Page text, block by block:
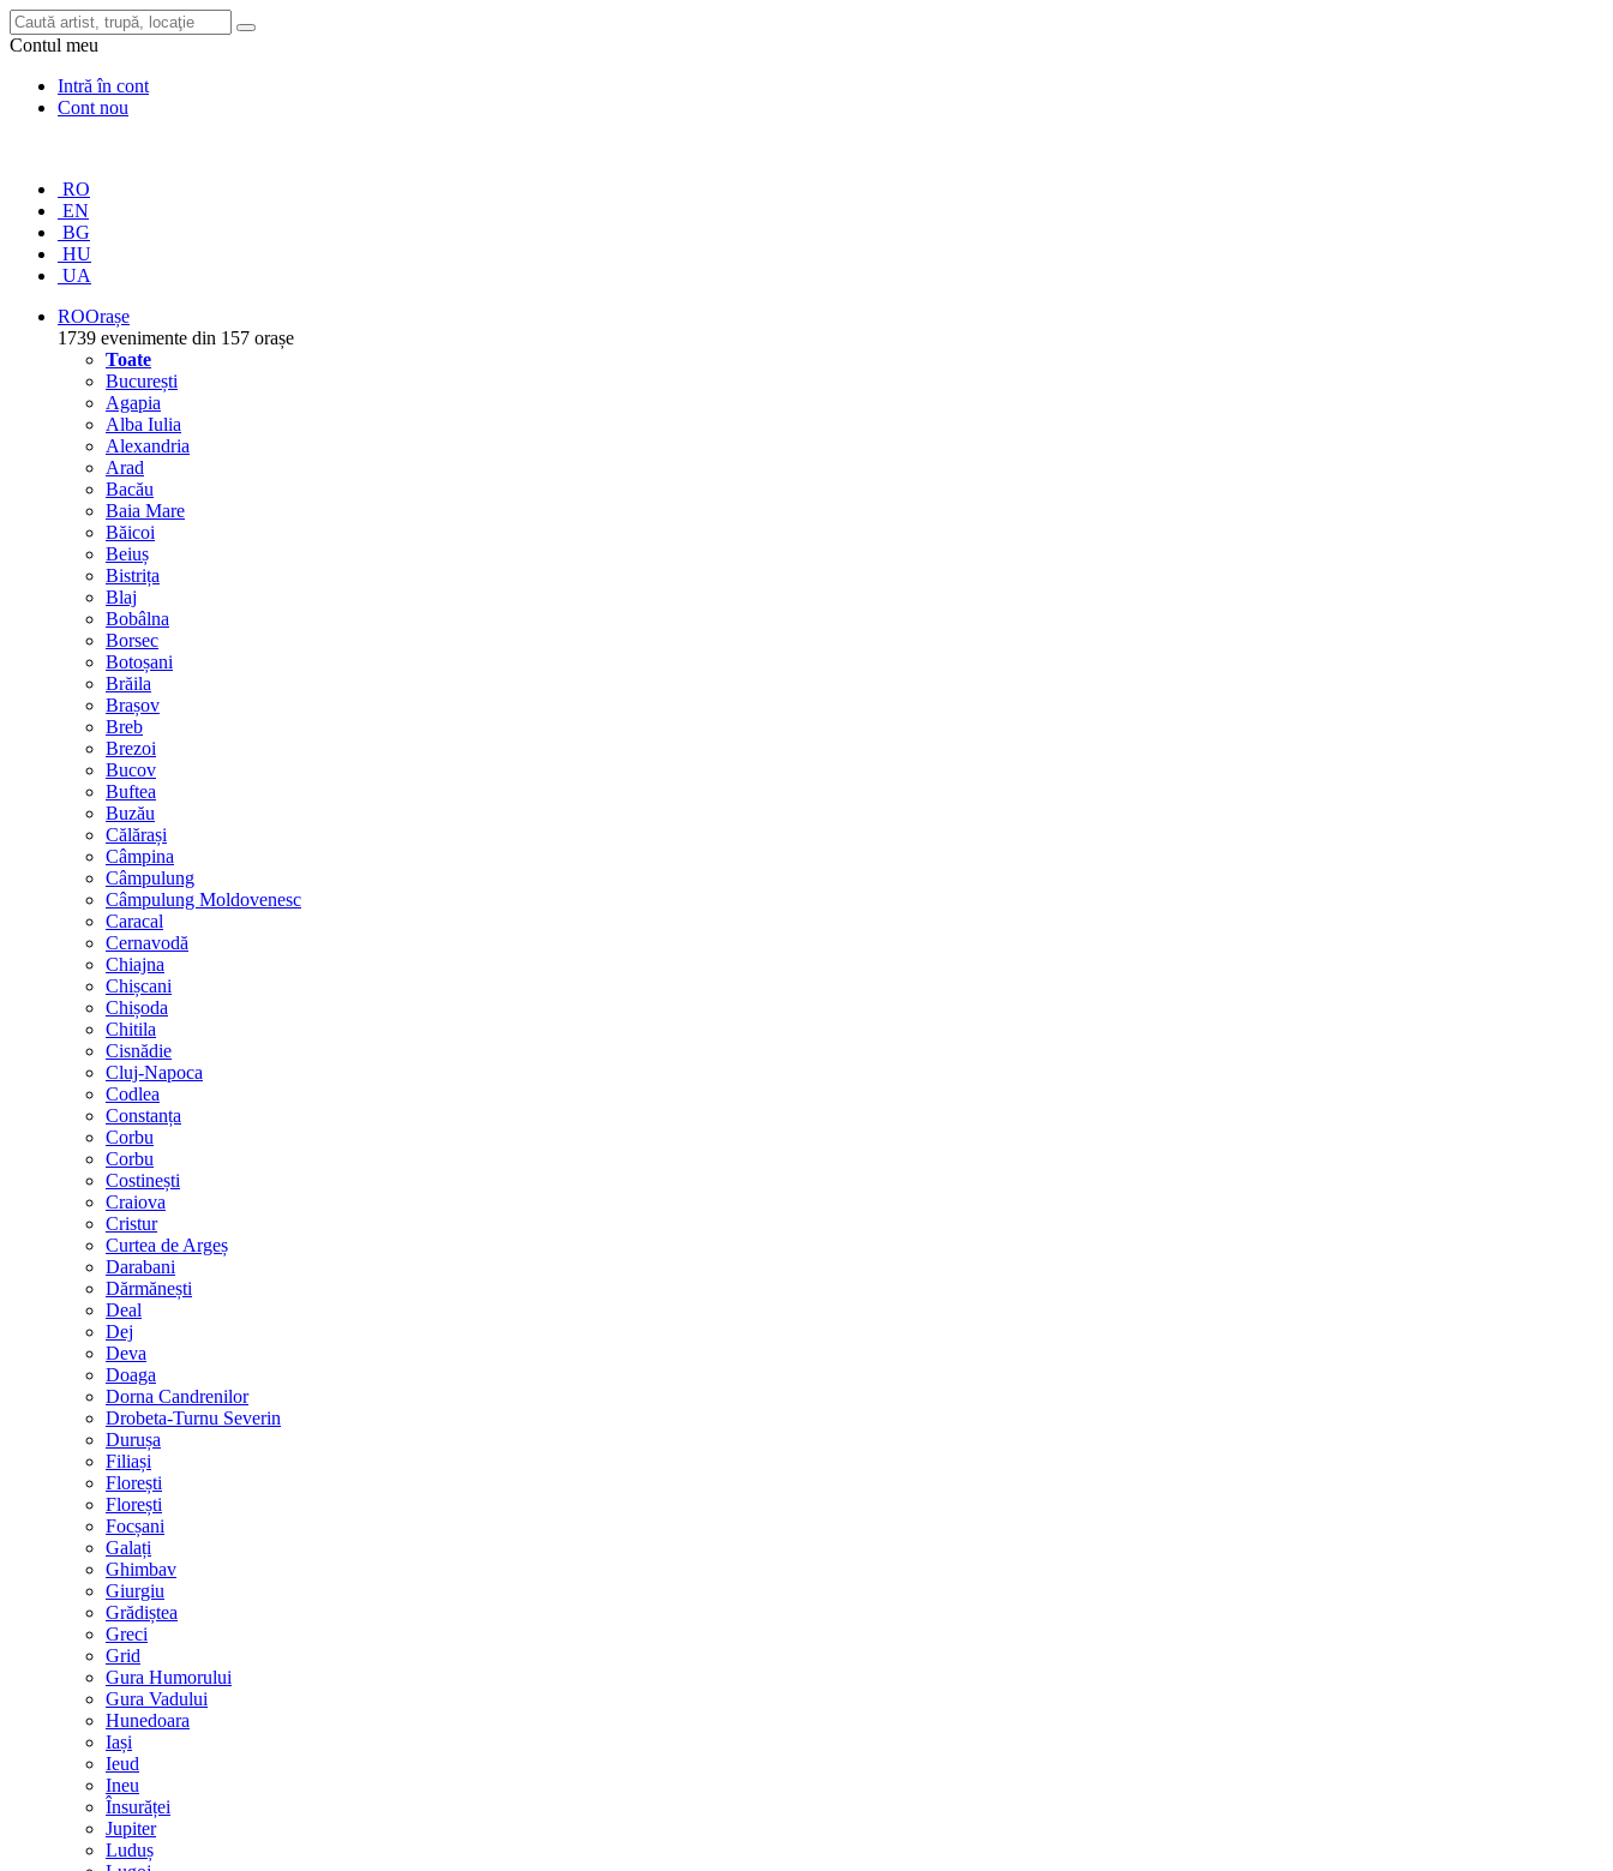
Contul meu
Intră în cont
Cont nou
RO
EN
BG
HU
UA
ROOrașe
1739 evenimente din 157 orașe
Toate
București
Agapia
Alba Iulia
Alexandria
Arad
Bacău
Baia Mare
Băicoi
Beiuș
Bistrița
Blaj
Bobâlna
Borsec
Botoșani
Brăila
Brașov
Breb
Brezoi
Bucov
Buftea
Buzău
Călărași
Câmpina
Câmpulung
Câmpulung Moldovenesc
Caracal
Cernavodă
Chiajna
Chișcani
Chișoda
Chitila
Cisnădie
Cluj-Napoca
Codlea
Constanța
Corbu
Corbu
Costinești
Craiova
Cristur
Curtea de Argeș
Darabani
Dărmănești
Deal
Dej
Deva
Doaga
Dorna Candrenilor
Drobeta-Turnu Severin
Durușa
Filiași
Florești
Florești
Focșani
Galați
Ghimbav
Giurgiu
Grădiștea
Greci
Grid
Gura Humorului
Gura Vadului
Hunedoara
Iași
Ieud
Ineu
Însurăței
Jupiter
Luduș